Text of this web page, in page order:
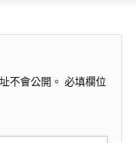
不會公開。 必填欄位